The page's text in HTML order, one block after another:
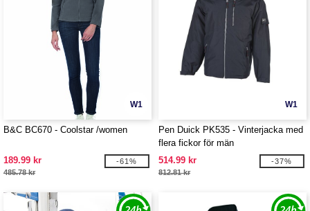
W1
B&C BC670 - Coolstar /women
189.99 kr
485.78 kr
-61%
W1
Pen Duick PK535 - Vinterjacka med
flera fickor för män
514.99 kr
812.81 kr
-37%